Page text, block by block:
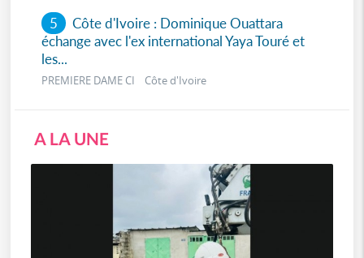
5 Côte d'Ivoire : Dominique Ouattara
échange avec l'ex international Yaya Touré et
les...
PREMIERE DAME CI Côte d'Ivoire
A LA UNE